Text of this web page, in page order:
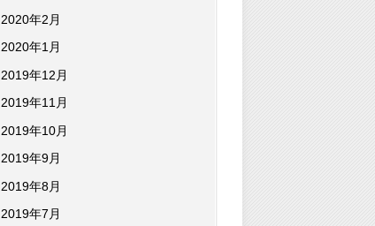
2020年2月
2020年1月
2019年12月
2019年11月
2019年10月
2019年9月
2019年8月
2019年7月